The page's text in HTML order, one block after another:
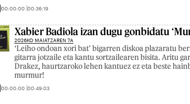
00:00:00 00:36:19
Xabier Badiola izan dugu gonbidatu
2026KO MAIATZAREN 7A
‘Leiho ondoan xori bat’ bigarren diskoa plazaratu
gitarra jotzaile eta kantu sortzailearen bisita. Aritu
Drakez, haurtzaroko lehen kantuez ez eta beste
murmur!
00:00:00 00:49:03